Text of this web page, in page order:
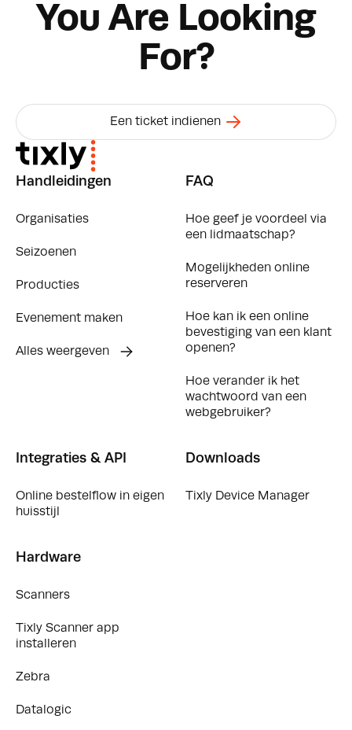
You Are Looking
For?
Een ticket indienen
Handleidingen
Organisaties
Seizoenen
Producties
Evenement maken
Alles weergeven
FAQ
Hoe geef je voordeel via
een lidmaatschap?
Mogelijkheden online
reserveren
Hoe kan ik een online
bevestiging van een klant
openen?
Hoe verander ik het
wachtwoord van een
webgebruiker?
Integraties & API
Online bestelflow in eigen
huisstijl
Downloads
Tixly Device Manager
Hardware
Scanners
Tixly Scanner app
installeren
Zebra
Datalogic